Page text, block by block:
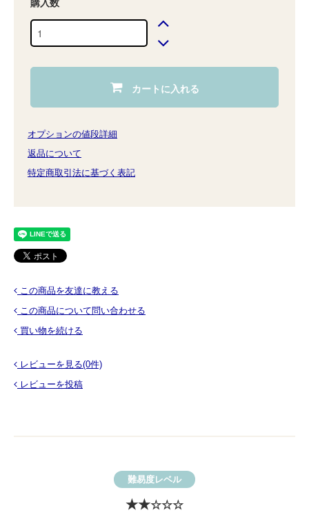
購入数
カートに入れる
オプションの値段詳細
返品について
特定商取引法に基づく表記
この商品を友達に教える
この商品について問い合わせる
買い物を続ける
レビューを見る(0件)
レビューを投稿
難易度レベル
★★☆☆☆